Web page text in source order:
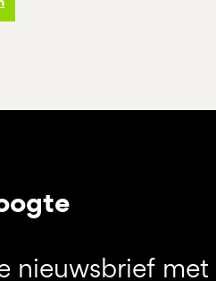
nieuwsbrief